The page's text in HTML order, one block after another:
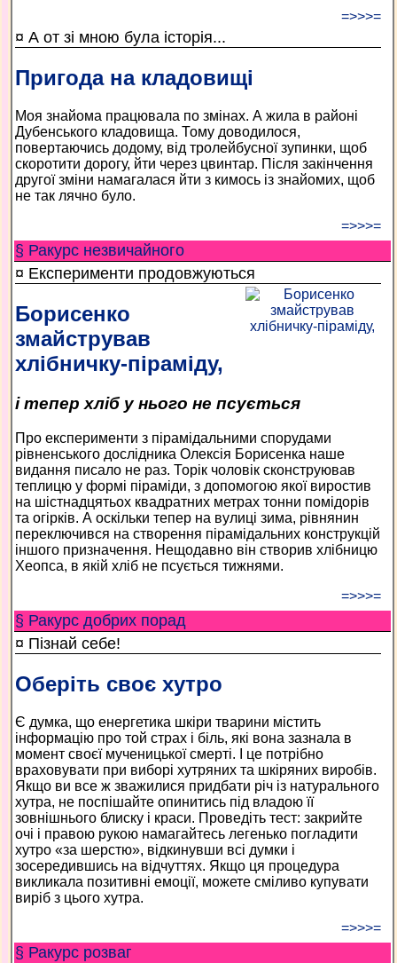
=>>>=
¤ А от зі мною була історія...
Пригода на кладовищі
Моя знайома працювала по змінах. А жила в районі
Дубенського кладовища. Тому доводилося,
повертаючись додому, від тролейбусної зупинки, щоб
скоротити дорогу, йти через цвинтар. Після закінчення
другої зміни намагалася йти з кимось із знайомих, щоб
не так лячно було.
=>>>=
§ Ракурс незвичайного
¤ Експерименти продовжуються
Борисенко
змайстрував
хлібничку-піраміду,
і тепер хліб у нього не псується
Про експерименти з пірамідальними спорудами
рівненського дослідника Олексія Борисенка наше
видання писало не раз. Торік чоловік сконструював
теплицю у формі піраміди, з допомогою якої виростив
на шістнадцятьох квадратних метрах тонни помідорів
та огірків. А оскільки тепер на вулиці зима, рівнянин
переключився на створення пірамідальних конструкцій
іншого призначення. Нещодавно він створив хлібницю
Хеопса, в якій хліб не псується тижнями.
=>>>=
§ Ракурс добрих порад
¤ Пізнай себе!
Оберіть своє хутро
Є думка, що енергетика шкіри тварини містить
інформацію про той страх і біль, які вона зазнала в
момент своєї мученицької смерті. І це потрібно
враховувати при виборі хутряних та шкіряних виробів.
Якщо ви все ж зважилися придбати річ із натурального
хутра, не поспішайте опинитись під владою її
зовнішнього блиску і краси. Проведіть тест: закрийте
очі і правою рукою намагайтесь легенько погладити
хутро «за шерстю», відкинувши всі думки і
зосередившись на відчуттях. Якщо ця процедура
викликала позитивні емоції, можете сміливо купувати
виріб з цього хутра.
=>>>=
§ Ракурс розваг